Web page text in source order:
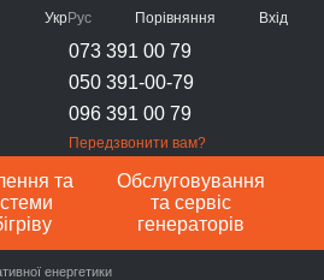
УкрРус Порівняння Вхід
073 391 00 79
050 391-00-79
096 391 00 79
Передзвонити вам?
та
Обслуговування
та сервіс
генераторів
енергетики